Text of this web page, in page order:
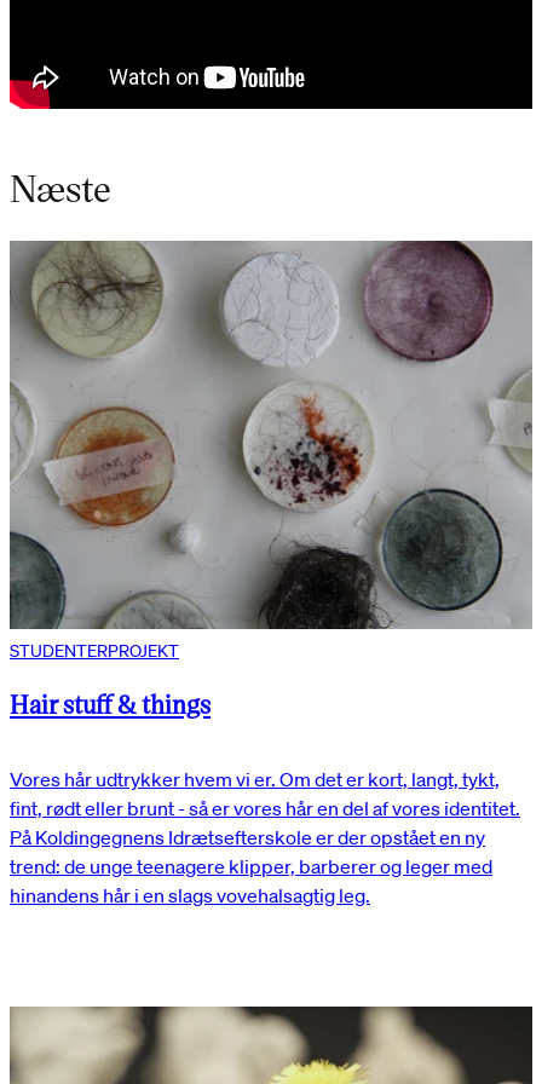
Næste
STUDENTERPROJEKT
Hair stuff & things
Vores hår udtrykker hvem vi er. Om det er kort, langt, tykt,
fint, rødt eller brunt - så er vores hår en del af vores identitet.
På Koldingegnens Idrætsefterskole er der opstået en ny
trend: de unge teenagere klipper, barberer og leger med
hinandens hår i en slags vovehalsagtig leg.